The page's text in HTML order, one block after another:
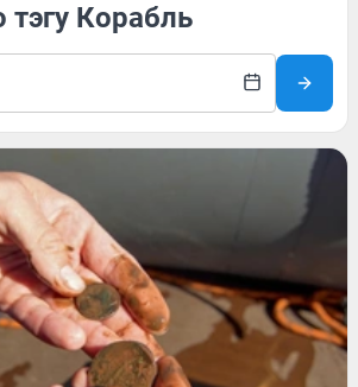
тэгу Корабль